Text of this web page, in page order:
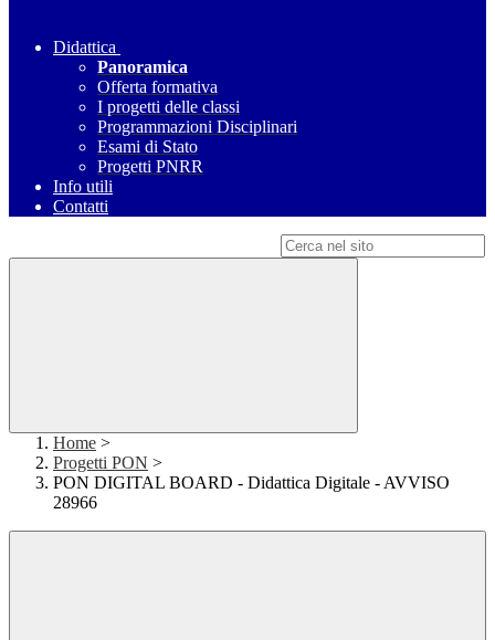
Didattica
Panoramica
Offerta formativa
I progetti delle classi
Programmazioni Disciplinari
Esami di Stato
Progetti PNRR
Info utili
Contatti
Home >
Progetti PON >
PON DIGITAL BOARD - Didattica Digitale - AVVISO
28966